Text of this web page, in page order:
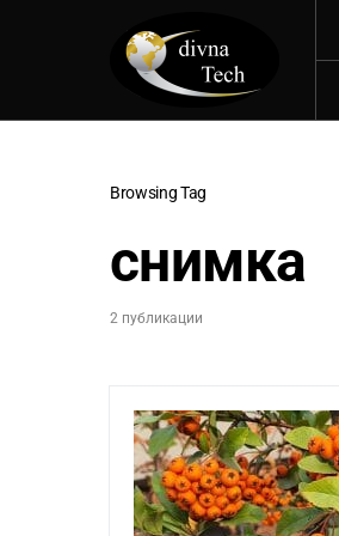
Browsing Tag
снимка
2 публикации